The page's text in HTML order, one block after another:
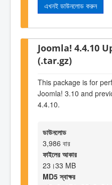
এখনই ডাউনলোড করুন
Joomla! 4.4.10
(.tar.gz)
This package is for
Joomla! 3.10 and
4.4.10.
ডাউনলোড
3,986 বার
ফাইলের আকার
23।33 MB
MD5 স্বাক্ষর